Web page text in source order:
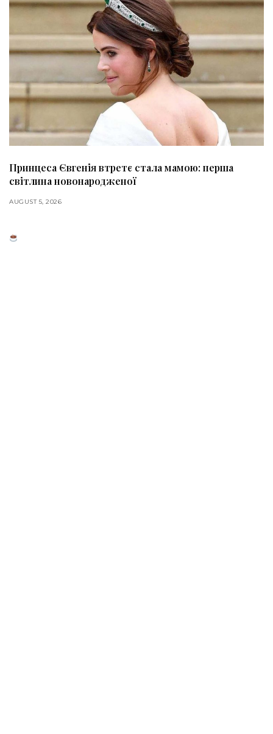
Принцеса Євгенія втретє стала мамою: перша
світлина новонародженої
AUGUST 5, 2026